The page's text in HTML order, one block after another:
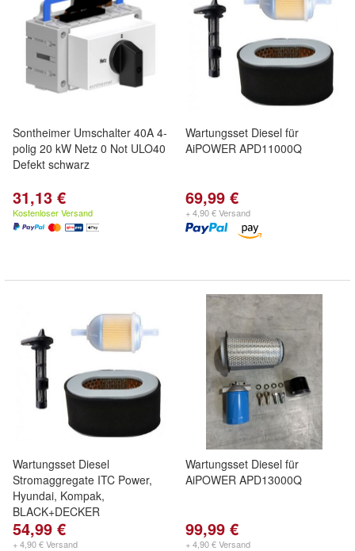
Sontheimer Umschalter 40A 4-
polig 20 kW Netz 0 Not ULO40
Defekt schwarz
31,13 €
Kostenloser Versand
Wartungsset Diesel für
AiPOWER APD11000Q
69,99 €
+ 4,90 € Versand
Wartungsset Diesel
Stromaggregate ITC Power,
Hyundai, Kompak,
BLACK+DECKER
54,99 €
+ 4,90 € Versand
Wartungsset Diesel für
AiPOWER APD13000Q
99,99 €
+ 4,90 € Versand